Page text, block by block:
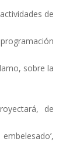
de
sobre la
de